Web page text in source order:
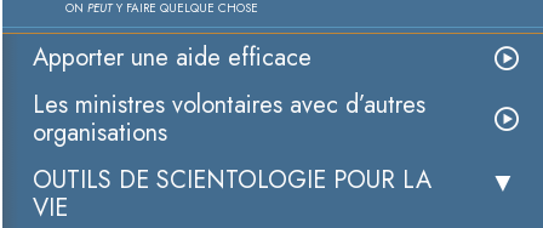
ON PEUTY FAIRE QUELQUE CHOSE
Apporter une aide efficace
Les ministres volontaires avec d’autres
organisations
OUTILS DE SCIENTOLOGIE POUR LA
VIE